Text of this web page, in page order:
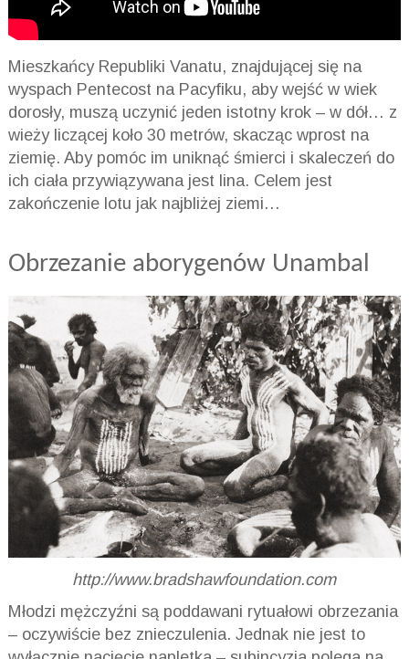
Mieszkańcy Republiki Vanatu, znajdującej się na
wyspach Pentecost na Pacyfiku, aby wejść w wiek
dorosły, muszą uczynić jeden istotny krok – w dół… z
wieży liczącej koło 30 metrów, skacząc wprost na
ziemię. Aby pomóc im uniknąć śmierci i skaleczeń do
ich ciała przywiązywana jest lina. Celem jest
zakończenie lotu jak najbliżej ziemi…
Obrzezanie aborygenów Unambal
http://www.bradshawfoundation.com
Młodzi mężczyźni są poddawani rytuałowi obrzezania
– oczywiście bez znieczulenia. Jednak nie jest to